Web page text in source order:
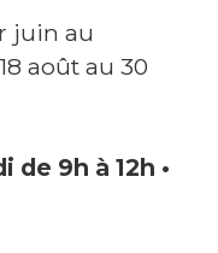
juin au
août au 30
9h à 12h •